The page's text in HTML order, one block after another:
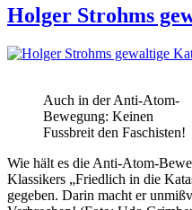
Holger Strohms
Auch in der Anti-Atom-
Bewegung: Keinen
Fussbreit den Faschisten!
Wie hält es die Anti-Atom-
Klassikers „Friedlich in die
gegeben. Darin macht er